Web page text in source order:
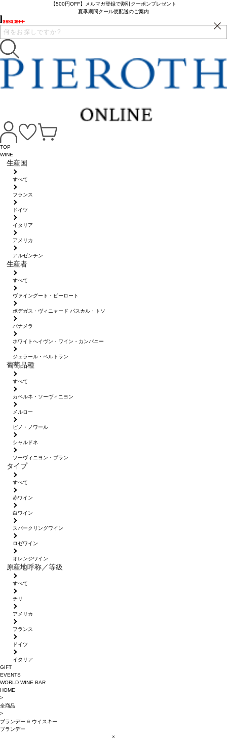
【500円OFF】メルマガ登録で割引クーポンプレゼント
夏季期間クール便配送のご案内
TOP
WINE
生産国
すべて
フランス
ドイツ
イタリア
アメリカ
アルゼンチン
生産者
すべて
ヴァイングート・ピーロート
ボデガス・ヴィニャード パスカル・トソ
パナメラ
ホワイトへイヴン・ワイン・カンパニー
ジェラール・ベルトラン
葡萄品種
すべて
カベルネ・ソーヴィニヨン
メルロー
ピノ・ノワール
シャルドネ
ソーヴィニヨン・ブラン
タイプ
すべて
赤ワイン
白ワイン
スパークリングワイン
ロゼワイン
オレンジワイン
原産地呼称／等級
すべて
チリ
アメリカ
フランス
ドイツ
イタリア
GIFT
EVENTS
WORLD WINE BAR
HOME
>
全商品
>
ブランデー & ウイスキー
ブランデー
×
28% OFF
10% OFF
9% OFF